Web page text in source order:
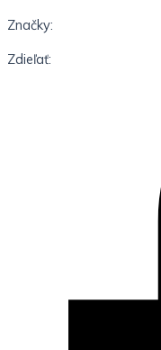
Značky:
Zdieľať: